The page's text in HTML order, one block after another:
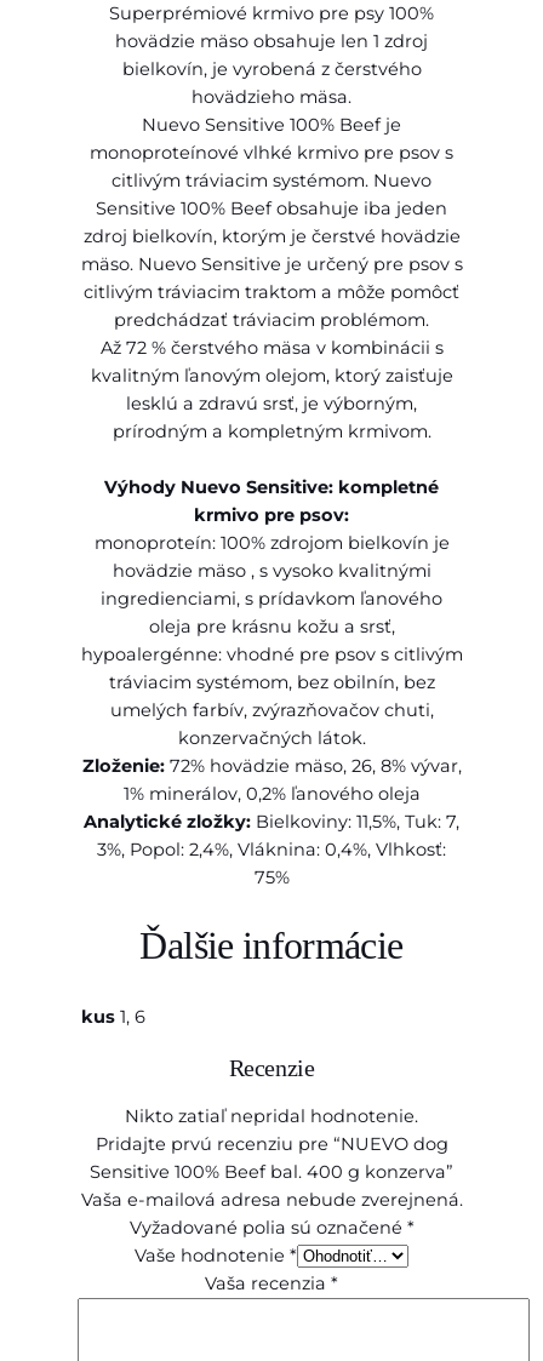
€
t
h
r
o
u
g
h
1
7
0
0
€
E
V
O
o
g
S
e
n
s
i
t
i
v
e
1
0
B
e
e
f
b
a
l
4
0
0
g
n
Superprémiové krmivo pre psy 100%
hovädzie mäso obsahuje len 1 zdroj
bielkovín, je vyrobená z čerstvého
hovädzieho mäsa.
Nuevo Sensitive 100% Beef je
monoproteínové vlhké krmivo pre psov s
citlivým tráviacim systémom. Nuevo
Sensitive 100% Beef obsahuje iba jeden
zdroj bielkovín, ktorým je čerstvé hovädzie
mäso. Nuevo Sensitive je určený pre psov s
citlivým tráviacim traktom a môže pomôcť
predchádzať tráviacim problémom.
Až 72 % čerstvého mäsa v kombinácii s
kvalitným ľanovým olejom, ktorý zaisťuje
lesklú a zdravú srsť, je výborným,
prírodným a kompletným krmivom.
Výhody Nuevo Sensitive: kompletné
krmivo pre psov:
monoproteín: 100% zdrojom bielkovín je
hovädzie mäso , s vysoko kvalitnými
ingredienciami, s prídavkom ľanového
oleja pre krásnu kožu a srsť,
hypoalergénne: vhodné pre psov s citlivým
tráviacim systémom, bez obilnín, bez
umelých farbív, zvýrazňovačov chuti,
konzervačných látok.
Zloženie:72% hovädzie mäso, 26, 8% vývar,
1% minerálov, 0,2% ľanového oleja
Analytické zložky: Bielkoviny: 11,5%, Tuk: 7,
3%, Popol: 2,4%, Vláknina: 0,4%, Vlhkosť:
75%
Ďalšie informácie
kus 1, 6
Recenzie
Nikto zatiaľ nepridal hodnotenie.
Pridajte prvú recenziu pre “NUEVO dog
Sensitive 100% Beef bal. 400 g konzerva”
Vaša e-mailová adresa nebude zverejnená.
Vyžadované polia sú označené *
Vaše hodnotenie *
Vaša recenzia *